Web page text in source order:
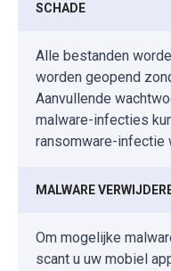
SCHADE
Alle bestanden
worden geopend
Aanvullende
malware-infecties
ransomware-infectie
MALWARE
Om mogelijke
scant u uw mobiel